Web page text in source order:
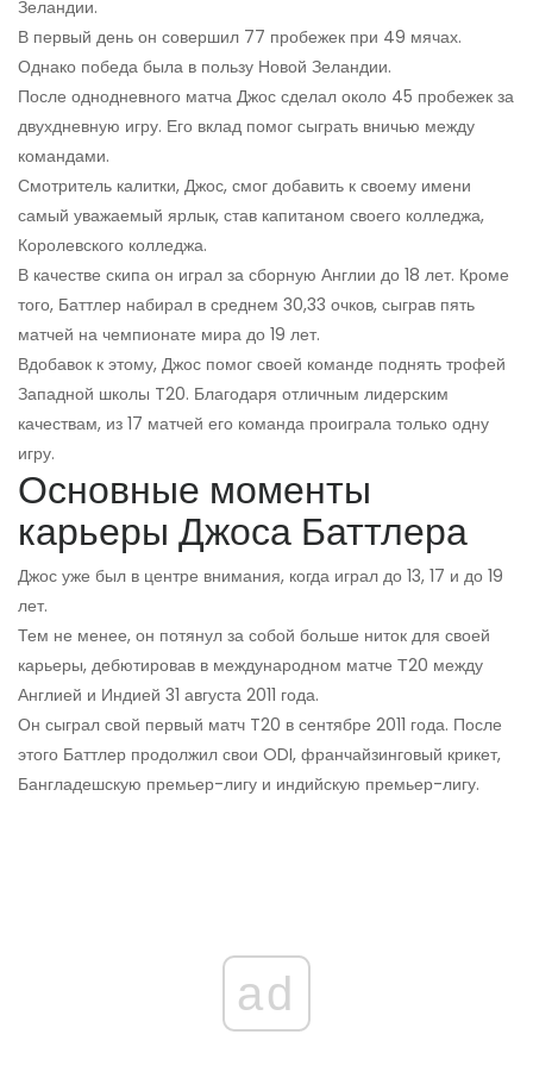
Зеландии.
В первый день он совершил 77 пробежек при 49 мячах.
Однако победа была в пользу Новой Зеландии.
После однодневного матча Джос сделал около 45 пробежек за
двухдневную игру. Его вклад помог сыграть вничью между
командами.
Смотритель калитки, Джос, смог добавить к своему имени
самый уважаемый ярлык, став капитаном своего колледжа,
Королевского колледжа.
В качестве скипа он играл за сборную Англии до 18 лет. Кроме
того, Баттлер набирал в среднем 30,33 очков, сыграв пять
матчей на чемпионате мира до 19 лет.
Вдобавок к этому, Джос помог своей команде поднять трофей
Западной школы T20. Благодаря отличным лидерским
качествам, из 17 матчей его команда проиграла только одну
игру.
Основные моменты
карьеры Джоса Баттлера
Джос уже был в центре внимания, когда играл до 13, 17 и до 19
лет.
Тем не менее, он потянул за собой больше ниток для своей
карьеры, дебютировав в международном матче Т20 между
Англией и Индией 31 августа 2011 года.
Он сыграл свой первый матч T20 в сентябре 2011 года. После
этого Баттлер продолжил свои ODI, франчайзинговый крикет,
Бангладешскую премьер-лигу и индийскую премьер-лигу.
ad